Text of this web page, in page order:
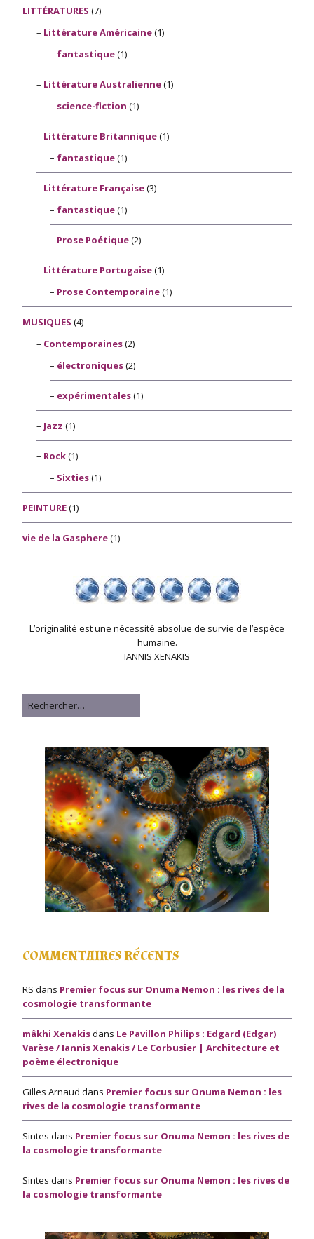
LITTÉRATURES (7)
Littérature Américaine(1)
fantastique(1)
Littérature Australienne(1)
science-fiction (1)
Littérature Britannique(1)
fantastique(1)
Littérature Française(3)
fantastique(1)
Prose Poétique(2)
Littérature Portugaise(1)
Prose Contemporaine(1)
MUSIQUES (4)
Contemporaines(2)
électroniques(2)
expérimentales(1)
Jazz (1)
Rock(1)
Sixties(1)
PEINTURE(1)
vie de la Gasphere(1)
L’originalité est une nécessité absolue de survie de l’espèce
humaine.
IANNIS XENAKIS
Rechercher
COMMENTAIRES RÉCENTS
RS dans Premier focus sur Onuma Nemon : les rives de la
cosmologie transformante
mâkhi Xenakisdans Le Pavillon Philips : Edgard (Edgar)
Varèse / Iannis Xenakis / Le Corbusier | Architecture et
poème électronique
Gilles Arnaud dans Premier focus sur Onuma Nemon : les
rives de la cosmologie transformante
Sintes dans Premier focus sur Onuma Nemon : les rives de
la cosmologie transformante
Sintes dans Premier focus sur Onuma Nemon : les rives de
la cosmologie transformante